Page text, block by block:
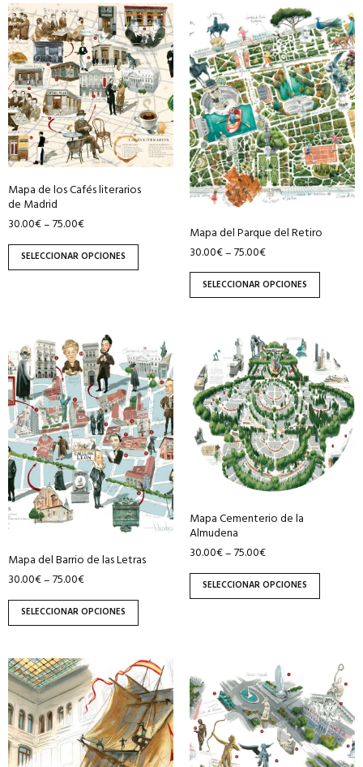
Mapa de los Cafés literarios
de Madrid
30.00€–75.00€
SELECCIONAR OPCIONES
Este
producto
tiene
múltiples
variantes.
Las
opciones
se
pueden
elegir
en
página
de
Mapa del Parque del Retiro
30.00€–75.00€
SELECCIONAR OPCIONES
Este
producto
tiene
múltiples
variantes.
Las
opciones
se
pueden
elegir
la
página
de
producto
Mapa del Barrio de las Letras
30.00€–75.00€
SELECCIONAR OPCIONES
Este
producto
tiene
múltiples
variantes.
Las
opciones
se
pueden
elegir
la
página
de
producto
Mapa Cementerio de la
Almudena
30.00€–75.00€
SELECCIONAR OPCIONES
producto
tiene
múltiples
variantes.
Las
opciones
elegir
en
la
página
de
Este
producto
tiene
múltiples
variantes.
producto
tiene
múltiples
variantes.